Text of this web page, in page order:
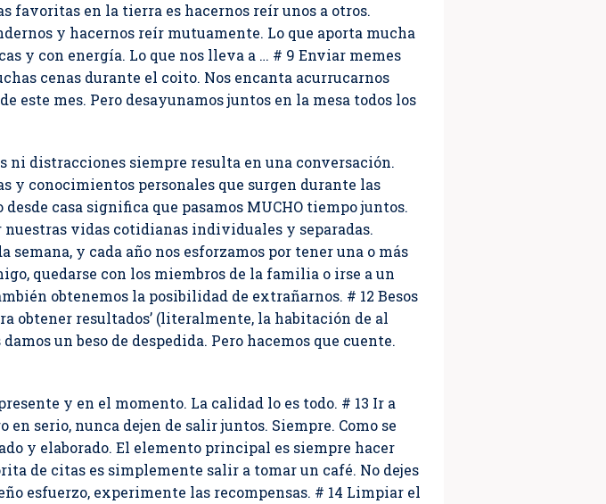
favoritas en la tierra es hacernos reír unos a otros.
y hacernos reír mutuamente. Lo que aporta mucha
y con energía. Lo que nos lleva a … # 9 Enviar memes
cenas durante el coito. Nos encanta acurrucarnos
este mes. Pero desayunamos juntos en la mesa todos los
ni distracciones siempre resulta en una conversación.
y conocimientos personales que surgen durante las
casa significa que pasamos MUCHO tiempo juntos.
vidas cotidianas individuales y separadas.
semana, y cada año nos esforzamos por tener una o más
quedarse con los miembros de la familia o irse a un
obtenemos la posibilidad de extrañarnos. # 12 Besos
obtener resultados’ (literalmente, la habitación de al
un beso de despedida. Pero hacemos que cuente.
y en el momento. La calidad lo es todo. # 13 Ir a
serio, nunca dejen de salir juntos. Siempre. Como se
y elaborado. El elemento principal es siempre hacer
de citas es simplemente salir a tomar un café. No dejes
esfuerzo, experimente las recompensas. # 14 Limpiar el